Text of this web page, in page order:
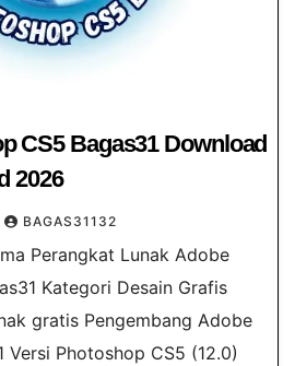
CS5 Bagas31​ Download
2026
BAGAS31132
Perangkat Lunak Adobe
Kategori Desain Grafis
gratis Pengembang Adobe
Versi Photoshop CS5 (12.0)